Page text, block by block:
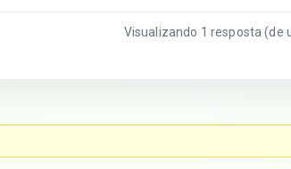
Visualizando 1 resposta (de